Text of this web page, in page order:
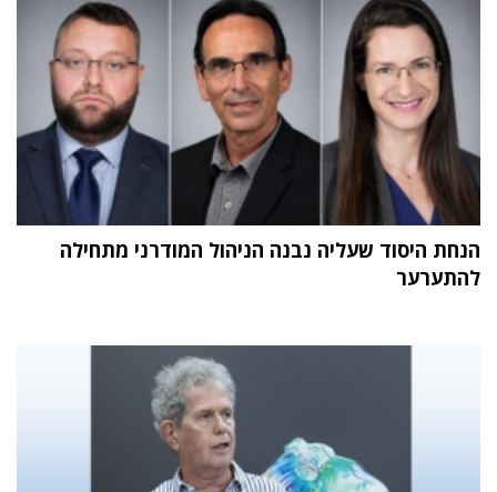
הנחת היסוד שעליה נבנה הניהול המודרני מתחילה
להתערער